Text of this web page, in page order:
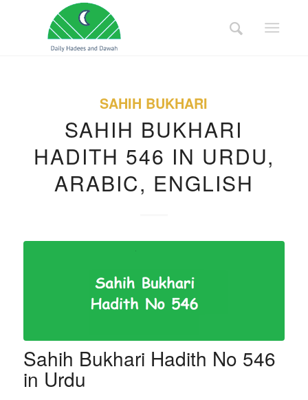
SAHIH BUKHARI
SAHIH BUKHARI
HADITH 546 IN URDU,
ARABIC, ENGLISH
Sahih Bukhari Hadith No 546
in Urdu